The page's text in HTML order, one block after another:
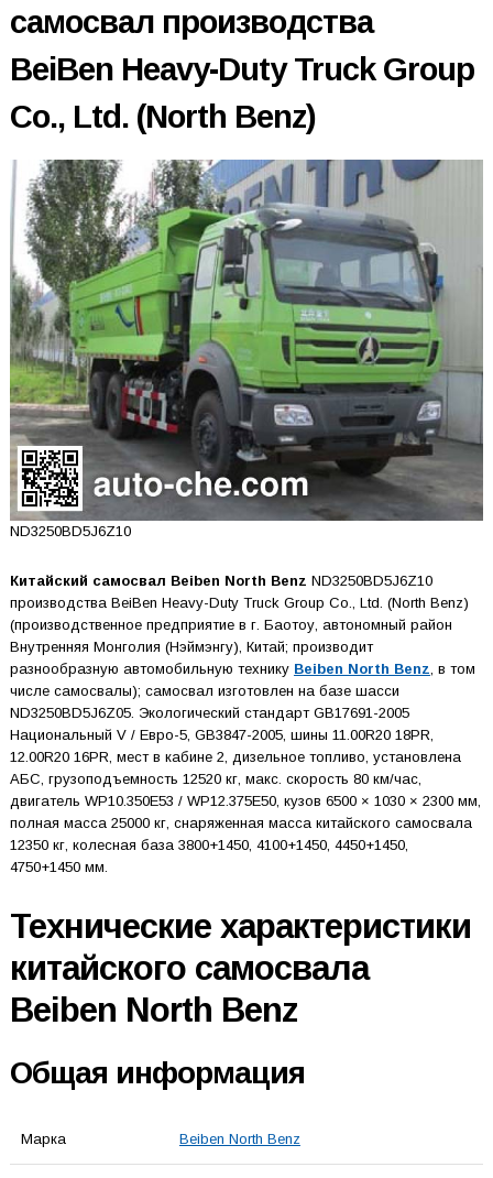
самосвал производства
BeiBen Heavy-Duty Truck Group
Co., Ltd. (North Benz)
ND3250BD5J6Z10
Китайский самосвал Beiben North Benz ND3250BD5J6Z10
производства BeiBen Heavy-Duty Truck Group Co., Ltd. (North Benz)
(производственное предприятие в г. Баотоу, автономный район
Внутренняя Монголия (Нэймэнгу), Китай; производит
разнообразную автомобильную технику Beiben North Benz , в том
числе самосвалы); самосвал изготовлен на базе шасси
ND3250BD5J6Z05. Экологический стандарт GB17691-2005
Национальный V / Евро-5, GB3847-2005, шины 11.00R20 18PR,
12.00R20 16PR, мест в кабине 2, дизельное топливо, установлена
АБС, грузоподъемность 12520 кг, макс. скорость 80 км/час,
двигатель WP10.350E53 / WP12.375E50, кузов 6500 × 1030 × 2300 мм,
полная масса 25000 кг, снаряженная масса китайского самосвала
12350 кг, колесная база 3800+1450, 4100+1450, 4450+1450,
4750+1450 мм.
Технические характеристики
китайского самосвала
Beiben North Benz
Общая информация
Марка Beiben North Benz